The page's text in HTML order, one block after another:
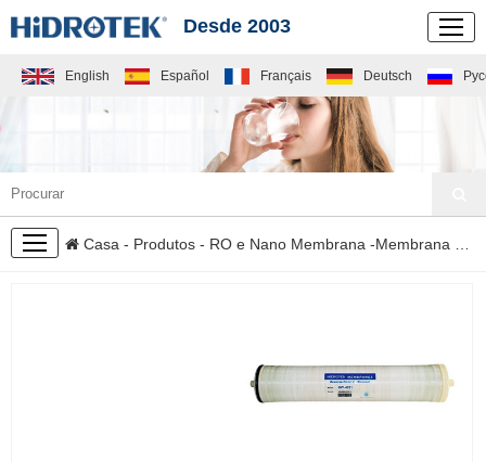
Desde 2003
English Español Français Deutsch
PRODUTOS
Casa - Produtos - RO e Nano Membrana -Membrana RO industrial